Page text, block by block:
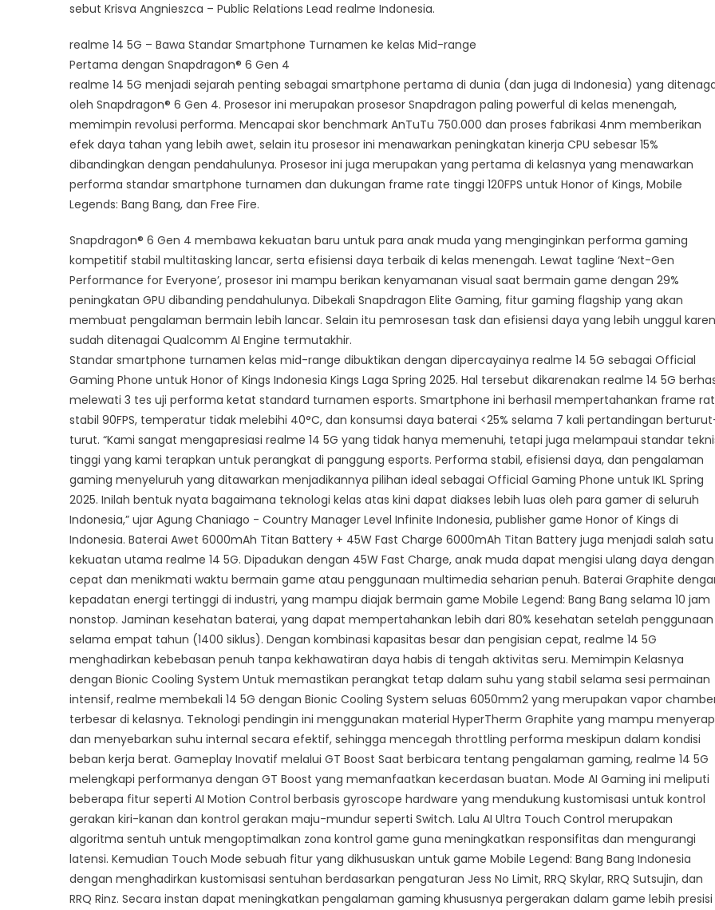
sebut Krisva Angnieszca – Public Relations Lead realme Indonesia.
realme 14 5G – Bawa Standar Smartphone Turnamen ke kelas Mid-range
Pertama dengan Snapdragon® 6 Gen 4
realme 14 5G menjadi sejarah penting sebagai smartphone pertama di dunia (dan juga di Indonesia) yang
oleh Snapdragon® 6 Gen 4. Prosesor ini merupakan prosesor Snapdragon paling powerful di kelas menengah,
memimpin revolusi performa. Mencapai skor benchmark AnTuTu 750.000 dan proses fabrikasi 4nm memberikan
efek daya tahan yang lebih awet, selain itu prosesor ini menawarkan peningkatan kinerja CPU sebesar 15%
dibandingkan dengan pendahulunya. Prosesor ini juga merupakan yang pertama di kelasnya yang menawarkan
performa standar smartphone turnamen dan dukungan frame rate tinggi 120FPS untuk Honor of Kings, Mobile
Legends: Bang Bang, dan Free Fire.
Snapdragon® 6 Gen 4 membawa kekuatan baru untuk para anak muda yang menginginkan performa gaming
kompetitif stabil multitasking lancar, serta efisiensi daya terbaik di kelas menengah. Lewat tagline ‘Next-Gen
Performance for Everyone’, prosesor ini mampu berikan kenyamanan visual saat bermain game dengan 29%
peningkatan GPU dibanding pendahulunya. Dibekali Snapdragon Elite Gaming, fitur gaming flagship yang akan
membuat pengalaman bermain lebih lancar. Selain itu pemrosesan task dan efisiensi daya yang lebih unggul
sudah ditenagai Qualcomm AI Engine termutakhir.
Standar smartphone turnamen kelas mid-range dibuktikan dengan dipercayainya realme 14 5G sebagai Official
Gaming Phone untuk Honor of Kings Indonesia Kings Laga Spring 2025. Hal tersebut dikarenakan realme 14 5G
melewati 3 tes uji performa ketat standard turnamen esports. Smartphone ini berhasil mempertahankan frame
stabil 90FPS, temperatur tidak melebihi 40°C, dan konsumsi daya baterai <25% selama 7 kali pertandingan
turut. “Kami sangat mengapresiasi realme 14 5G yang tidak hanya memenuhi, tetapi juga melampaui standar
tinggi yang kami terapkan untuk perangkat di panggung esports. Performa stabil, efisiensi daya, dan pengalaman
gaming menyeluruh yang ditawarkan menjadikannya pilihan ideal sebagai Official Gaming Phone untuk IKL Spring
2025. Inilah bentuk nyata bagaimana teknologi kelas atas kini dapat diakses lebih luas oleh para gamer di seluruh
Indonesia,” ujar Agung Chaniago - Country Manager Level Infinite Indonesia, publisher game Honor of Kings di
Indonesia. Baterai Awet 6000mAh Titan Battery + 45W Fast Charge 6000mAh Titan Battery juga menjadi salah satu
kekuatan utama realme 14 5G. Dipadukan dengan 45W Fast Charge, anak muda dapat mengisi ulang daya dengan
cepat dan menikmati waktu bermain game atau penggunaan multimedia seharian penuh. Baterai Graphite
kepadatan energi tertinggi di industri, yang mampu diajak bermain game Mobile Legend: Bang Bang selama 10 jam
nonstop. Jaminan kesehatan baterai, yang dapat mempertahankan lebih dari 80% kesehatan setelah penggunaan
selama empat tahun (1400 siklus). Dengan kombinasi kapasitas besar dan pengisian cepat, realme 14 5G
menghadirkan kebebasan penuh tanpa kekhawatiran daya habis di tengah aktivitas seru. Memimpin Kelasnya
dengan Bionic Cooling System Untuk memastikan perangkat tetap dalam suhu yang stabil selama sesi permainan
intensif, realme membekali 14 5G dengan Bionic Cooling System seluas 6050mm2 yang merupakan vapor
terbesar di kelasnya. Teknologi pendingin ini menggunakan material HyperTherm Graphite yang mampu menyerap
dan menyebarkan suhu internal secara efektif, sehingga mencegah throttling performa meskipun dalam kondisi
beban kerja berat. Gameplay Inovatif melalui GT Boost Saat berbicara tentang pengalaman gaming, realme 14 5G
melengkapi performanya dengan GT Boost yang memanfaatkan kecerdasan buatan. Mode AI Gaming ini meliputi
beberapa fitur seperti AI Motion Control berbasis gyroscope hardware yang mendukung kustomisasi untuk kontrol
gerakan kiri-kanan dan kontrol gerakan maju-mundur seperti Switch. Lalu AI Ultra Touch Control merupakan
algoritma sentuh untuk mengoptimalkan zona kontrol game guna meningkatkan responsifitas dan mengurangi
latensi. Kemudian Touch Mode sebuah fitur yang dikhususkan untuk game Mobile Legend: Bang Bang Indonesia
dengan menghadirkan kustomisasi sentuhan berdasarkan pengaturan Jess No Limit, RRQ Skylar, RRQ Sutsujin, dan
RRQ Rinz. Secara instan dapat meningkatkan pengalaman gaming khususnya pergerakan dalam game lebih presisi